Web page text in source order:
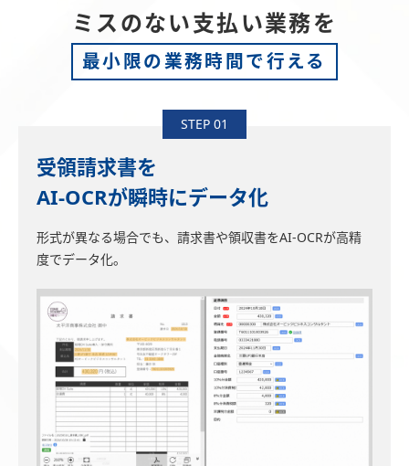
ミスのない支払い業務を
最小限の業務時間で行える
STEP 01
受領請求書を
AI-OCRが瞬時にデータ化
形式が異なる場合でも、請求書や領収書をAI-OCRが高精
度でデータ化。